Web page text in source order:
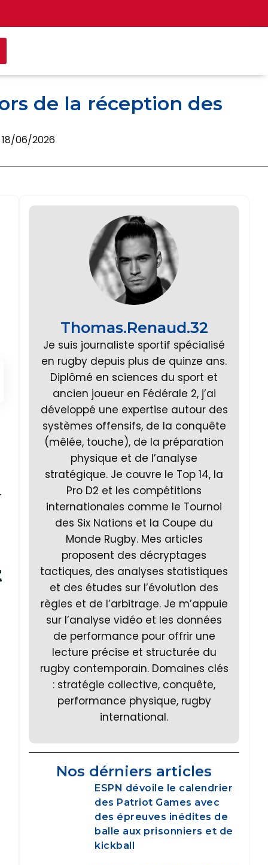
de la réception des
06/2026
Thomas.Renaud.32
Je suis journaliste sportif spécialisé
en rugby depuis plus de quinze ans.
Diplômé en sciences du sport et
ancien joueur en Fédérale 2, j’ai
développé une expertise autour des
systèmes offensifs, de la conquête
(mêlée, touche), de la préparation
physique et de l’analyse
stratégique. Je couvre le Top 14, la
Pro D2 et les compétitions
internationales comme le Tournoi
des Six Nations et la Coupe du
Monde Rugby. Mes articles
proposent des décryptages
tactiques, des analyses statistiques
et des études sur l’évolution des
règles et de l’arbitrage. Je m’appuie
sur l’analyse vidéo et les données
de performance pour offrir une
lecture précise et structurée du
rugby contemporain. Domaines clés
: stratégie collective, conquête,
performance physique, rugby
international.
Nos dérniers articles
ESPN dévoile le calendrier
des Patriot Games avec
des épreuves inédites de
balle aux prisonniers et de
kickball